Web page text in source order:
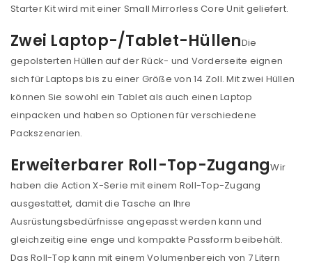
Starter Kit wird mit einer Small Mirrorless Core Unit geliefert.
Zwei Laptop-/Tablet-HüllenDie
gepolsterten Hüllen auf der Rück- und Vorderseite eignen
sich für Laptops bis zu einer Größe von 14 Zoll. Mit zwei Hüllen
können Sie sowohl ein Tablet als auch einen Laptop
einpacken und haben so Optionen für verschiedene
Packszenarien.
Erweiterbarer Roll-Top-ZugangWir
haben die Action X-Serie mit einem Roll-Top-Zugang
ausgestattet, damit die Tasche an Ihre
Ausrüstungsbedürfnisse angepasst werden kann und
gleichzeitig eine enge und kompakte Passform beibehält.
Das Roll-Top kann mit einem Volumenbereich von 7 Litern